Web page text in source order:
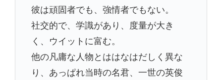
彼は頑固者でも、強情者でもない。
社交的で、学識があり、度量が大き
く、ウイットに富む。
他の凡庸な人物とははなはだしく異な
り、あっぱれ当時の名君、一世の英俊